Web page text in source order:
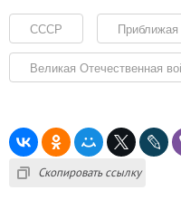
СССР
Великая Отечественная
Скопировать ссылку